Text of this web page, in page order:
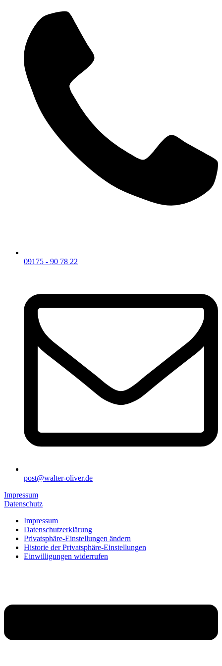
09175 - 90 78 22
post@walter-oliver.de
Impressum
Datenschutz
Impressum
Datenschutzerklärung
Privatsphäre-Einstellungen ändern
Historie der Privatsphäre-Einstellungen
Einwilligungen widerrufen